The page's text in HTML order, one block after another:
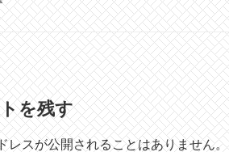
を残す
レスが公開されることはありません。